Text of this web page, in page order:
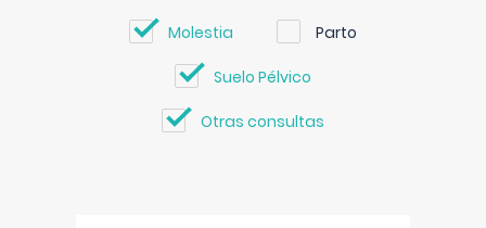
Molestia Parto
Suelo Pélvico
Otras consultas